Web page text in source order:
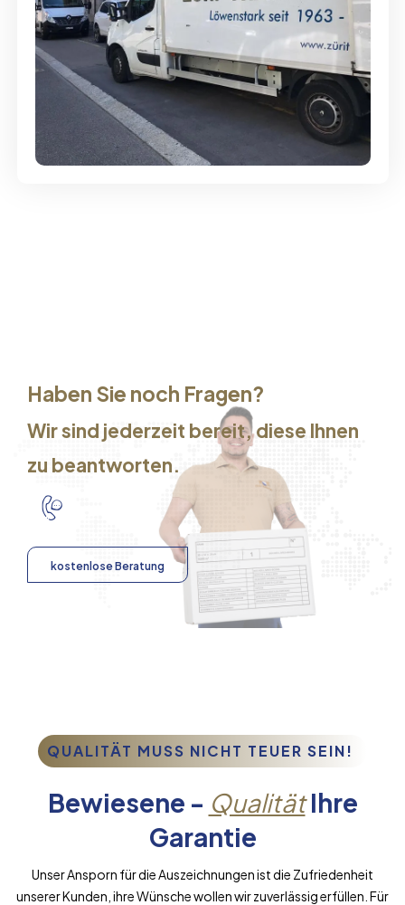
Günstige Umzüge - Hervorragender
Service
Haben Sie noch Fragen?
Wir sind jederzeit bereit, diese Ihnen
zu beantworten.
kostenlose Beratung
QUALITÄT MUSS NICHT TEUER SEIN!
Bewiesene - QualitätIhre
Garantie
Unser Ansporn für die Auszeichnungen ist die Zufriedenheit
unserer Kunden, ihre Wünsche wollen wir zuverlässig erfüllen. Für